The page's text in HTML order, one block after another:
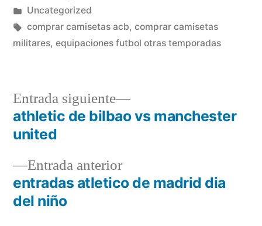
por
Publicado
en
Uncategorized
Etiquetas:
comprar camisetas acb, comprar camisetas
militares, equipaciones futbol otras temporadas
Navegación
entradas
Entrada anteriorEntrada
anterior:
entradas atletico de madrid dia
del niño
Entrada siguiente
Entrada
siguiente:
athletic de bilbao vs manchester
united